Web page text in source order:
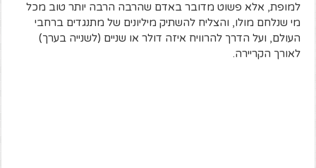
למופת, אלא פשוט מדובר באדם שהרבה הרבה יותר טוב מכל
מי שנלחם מולו, והצליח להשתיק מיליונים של מתנגדים ברחבי
העולם, ועל הדרך להרוויח איזה דולר או שניים (לשנייה בערך)
לאורך הקריירה.